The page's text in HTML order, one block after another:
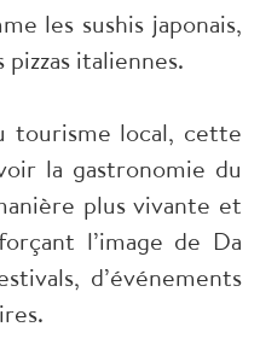
les sushis japonais,
italiennes.
tourisme local, cette
la gastronomie du
plus vivante et
l’image de Da
d’événements